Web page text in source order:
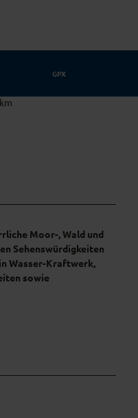
GPX
Moor-, Wald und
Sehenswürdigkeiten
Wasser-Kraftwerk,
sowie